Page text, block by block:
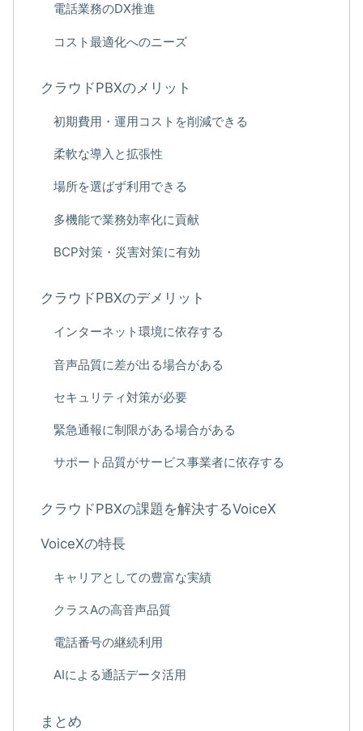
電話業務のDX推進
コスト最適化へのニーズ
クラウドPBXのメリット
初期費用・運用コストを削減できる
柔軟な導入と拡張性
場所を選ばず利用できる
多機能で業務効率化に貢献
BCP対策・災害対策に有効
クラウドPBXのデメリット
インターネット環境に依存する
音声品質に差が出る場合がある
セキュリティ対策が必要
緊急通報に制限がある場合がある
サポート品質がサービス事業者に依存する
クラウドPBXの課題を解決するVoiceX
VoiceXの特長
キャリアとしての豊富な実績
クラスAの高音声品質
電話番号の継続利用
AIによる通話データ活用
まとめ